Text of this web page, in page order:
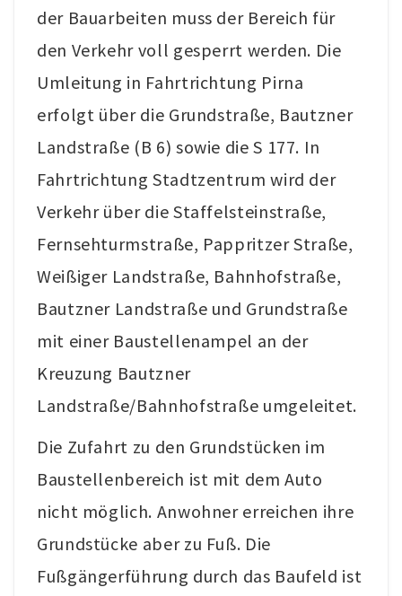
der Bauarbeiten muss der Bereich für
den Verkehr voll gesperrt werden. Die
Umleitung in Fahrtrichtung Pirna
erfolgt über die Grundstraße, Bautzner
Landstraße (B 6) sowie die S 177. In
Fahrtrichtung Stadtzentrum wird der
Verkehr über die Staffelsteinstraße,
Fernsehturmstraße, Pappritzer Straße,
Weißiger Landstraße, Bahnhofstraße,
Bautzner Landstraße und Grundstraße
mit einer Baustellenampel an der
Kreuzung Bautzner
Landstraße/Bahnhofstraße umgeleitet.
Die Zufahrt zu den Grundstücken im
Baustellenbereich ist mit dem Auto
nicht möglich. Anwohner erreichen ihre
Grundstücke aber zu Fuß. Die
Fußgängerführung durch das Baufeld ist